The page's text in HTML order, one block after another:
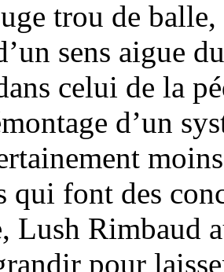
trou de
sens aigue
celui de la
d’un
font des
Lush Rimbaud
pour